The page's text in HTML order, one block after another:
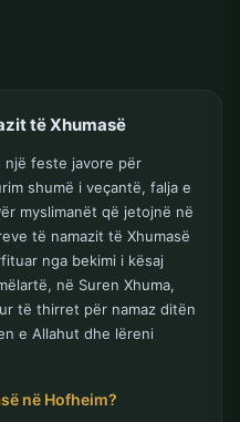
të Xhumasë
një feste javore për
shumë i veçantë, falja e
myslimanët që jetojnë në
të namazit të Xhumasë
nga bekimi i kësaj
në Suren Xhuma,
të thirret për namaz ditën
e Allahut dhe lëreni
në Hofheim?